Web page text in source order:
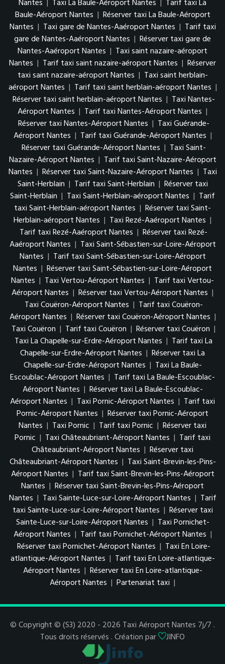
Nantes | Taxi La Baule-Aéroport Nantes | Tarif taxi La
Baule-Aéroport Nantes | Réserver taxi La Baule-Aéroport
Nantes | Taxi gare de Nantes-Aaéroport Nantes | Tarif taxi
gare de Nantes-Aaéroport Nantes | Réserver taxi gare de
Nantes-Aaéroport Nantes | Taxi saint nazaire-aéroport
Nantes | Tarif taxi saint nazaire-aéroport Nantes | Réserver
taxi saint nazaire-aéroport Nantes | Taxi saint herblain-
aéroport Nantes | Tarif taxi saint herblain-aéroport Nantes |
Réserver taxi saint herblain-aéroport Nantes | Taxi Nantes-
Aéroport Nantes | Tarif taxi Nantes-Aéroport Nantes |
Réserver taxi Nantes-Aéroport Nantes | Taxi Guérande-
Aéroport Nantes | Tarif taxi Guérande-Aéroport Nantes |
Réserver taxi Guérande-Aéroport Nantes | Taxi Saint-
Nazaire-Aéroport Nantes | Tarif taxi Saint-Nazaire-Aéroport
Nantes | Réserver taxi Saint-Nazaire-Aéroport Nantes | Taxi
Saint-Herblain | Tarif taxi Saint-Herblain | Réserver taxi
Saint-Herblain | Taxi Saint-Herblain-aéroport Nantes | Tarif
taxi Saint-Herblain-aéroport Nantes | Réserver taxi Saint-
Herblain-aéroport Nantes | Taxi Rezé-Aaéroport Nantes |
Tarif taxi Rezé-Aaéroport Nantes | Réserver taxi Rezé-
Aaéroport Nantes | Taxi Saint-Sébastien-sur-Loire-Aéroport
Nantes | Tarif taxi Saint-Sébastien-sur-Loire-Aéroport
Nantes | Réserver taxi Saint-Sébastien-sur-Loire-Aéroport
Nantes | Taxi Vertou-Aéroport Nantes | Tarif taxi Vertou-
Aéroport Nantes | Réserver taxi Vertou-Aéroport Nantes |
Taxi Couëron-Aéroport Nantes | Tarif taxi Couëron-
Aéroport Nantes | Réserver taxi Couëron-Aéroport Nantes |
Taxi Couëron | Tarif taxi Couëron | Réserver taxi Couëron |
Taxi La Chapelle-sur-Erdre-Aéroport Nantes | Tarif taxi La
Chapelle-sur-Erdre-Aéroport Nantes | Réserver taxi La
Chapelle-sur-Erdre-Aéroport Nantes | Taxi La Baule-
Escoublac-Aéroport Nantes | Tarif taxi La Baule-Escoublac-
Aéroport Nantes | Réserver taxi La Baule-Escoublac-
Aéroport Nantes | Taxi Pornic-Aéroport Nantes | Tarif taxi
Pornic-Aéroport Nantes | Réserver taxi Pornic-Aéroport
Nantes | Taxi Pornic | Tarif taxi Pornic | Réserver taxi
Pornic | Taxi Châteaubriant-Aéroport Nantes | Tarif taxi
Châteaubriant-Aéroport Nantes | Réserver taxi
Châteaubriant-Aéroport Nantes | Taxi Saint-Brevin-les-Pins-
Aéroport Nantes | Tarif taxi Saint-Brevin-les-Pins-Aéroport
Nantes | Réserver taxi Saint-Brevin-les-Pins-Aéroport
Nantes | Taxi Sainte-Luce-sur-Loire-Aéroport Nantes | Tarif
taxi Sainte-Luce-sur-Loire-Aéroport Nantes | Réserver taxi
Sainte-Luce-sur-Loire-Aéroport Nantes | Taxi Pornichet-
Aéroport Nantes | Tarif taxi Pornichet-Aéroport Nantes |
Réserver taxi Pornichet-Aéroport Nantes | Taxi En Loire-
atlantique-Aéroport Nantes | Tarif taxi En Loire-atlantique-
Aéroport Nantes | Réserver taxi En Loire-atlantique-
Aéroport Nantes | Partenariat taxi |
© Copyright © (S3) 2020 - 2026 Taxi Aéroport Nantes 7j/7 .
Tous droits réservés . Création par
JINFO